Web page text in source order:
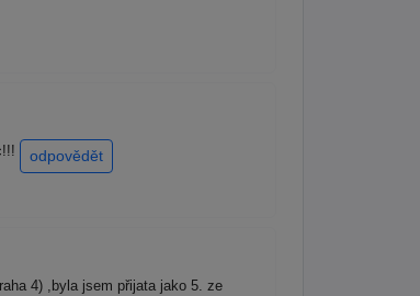
odpovědět
4) ,byla jsem přijata jako 5. ze